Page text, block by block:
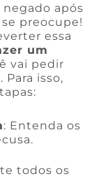
negado após
se preocupe!
essa
um
vai pedir
Para isso,
: Entenda os
todos os